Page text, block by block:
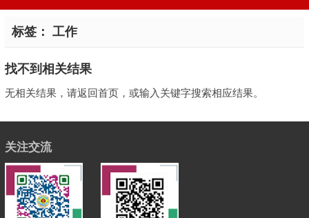
标签： 工作
找不到相关结果
无相关结果，请返回首页，或输入关键字搜索相应结果。
关注交流